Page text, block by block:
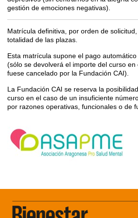
gestión de emociones negativas).
Matrícula definitiva, por orden de
totalidad de las plazas.
Esta matrícula supone el pago
(sólo se devolverá el importe del curso
fuese cancelado por la Fundación CAI).
La Fundación CAI se reserva la
curso en el caso de un insuficiente
por razones operativas, funcionales o de